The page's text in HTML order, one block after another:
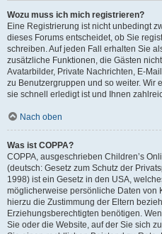
Wozu muss ich mich registrieren?
Eine Registrierung ist nicht unbedingt
dieses Forums entscheidet, ob Sie
schreiben. Auf jeden Fall erhalten Sie
zusätzliche Funktionen, die Gästen
Avatarbilder, Private Nachrichten, E-
zu Benutzergruppen und so weiter. Wir
sie schnell erledigt ist und Ihnen
Nach oben
Was ist COPPA?
COPPA, ausgeschrieben Children’s
(deutsch: Gesetz zum Schutz der
1998) ist ein Gesetz in den USA,
möglicherweise persönliche Daten von
hierzu die Zustimmung der Eltern
Erziehungsberechtigten benötigen.
Sie oder die Website, auf der Sie sich